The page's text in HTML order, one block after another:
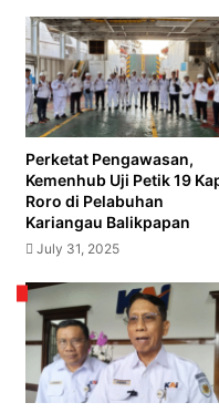
Meikarta
Senilai
Rp3,5
Miliar
Perketat Pengawasan,
Kemenhub Uji Petik 19
Roro di Pelabuhan
Kariangau Balikpapan
July 31, 2025